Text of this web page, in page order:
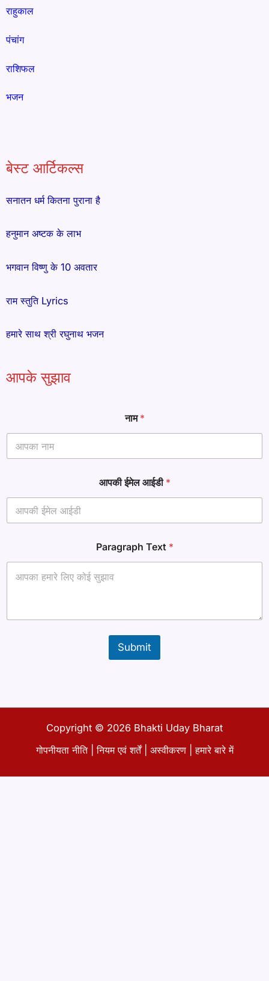
राहुकाल
पंचांग
राशिफल
भजन
बेस्ट आर्टिकल्स
सनातन धर्म कितना पुराना है
हनुमान अष्टक के लाभ
भगवान विष्णु के 10 अवतार
राम स्तुति Lyrics
हमारे साथ श्री रघुनाथ भजन
आपके सुझाव
नाम*
आपकी ईमेल आईडी *
ई
डी
Paragraph Text *
Submit
Copyright © 2026 Bhakti Uday Bharat
गोपनीयता नीति|नियम एवं शर्तें| अस्वीकरण |हमारे बारे में